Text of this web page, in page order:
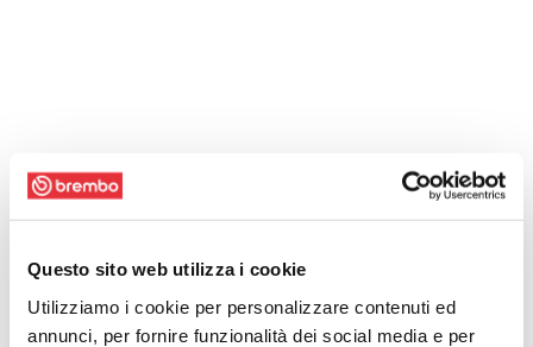
Questo sito web utilizza i cookie
Utilizziamo i cookie per personalizzare contenuti ed
annunci, per fornire funzionalità dei social media e per